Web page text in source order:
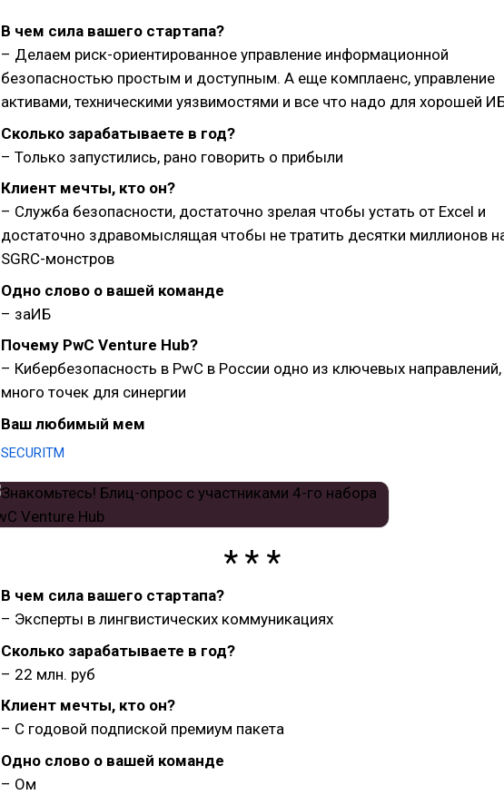
В чем сила вашего стартапа?
– Делаем риск-ориентированное управление информационной
безопасностью простым и доступным. А еще комплаенс, управление
активами, техническими уязвимостями и все что надо для хорошей
Сколько зарабатываете в год?
– Только запустились, рано говорить о прибыли
Клиент мечты, кто он?
– Служба безопасности, достаточно зрелая чтобы устать от Excel и
достаточно здравомыслящая чтобы не тратить десятки миллионов
SGRC-монстров
Одно слово о вашей команде
– заИБ
Почему PwC Venture Hub?
– Кибербезопасность в PwC в России одно из ключевых направлений,
много точек для синергии
Ваш любимый мем
SECURITM
В чем сила вашего стартапа?
– Эксперты в лингвистических коммуникациях
Сколько зарабатываете в год?
– 22 млн. руб
Клиент мечты, кто он?
– С годовой подпиской премиум пакета
Одно слово о вашей команде
– Ом